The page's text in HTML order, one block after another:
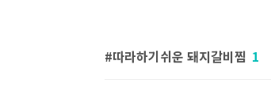
따라하기쉬운 돼지갈비찜 1